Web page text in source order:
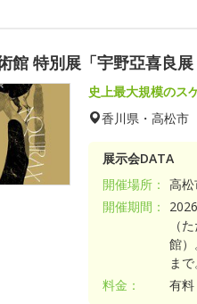
館 特別展「宇野亞喜良展
史上最大規模のス
香川県・高松市
展示会DATA
開催場所： 高
開催期間：
（
館
まで
料金：
有